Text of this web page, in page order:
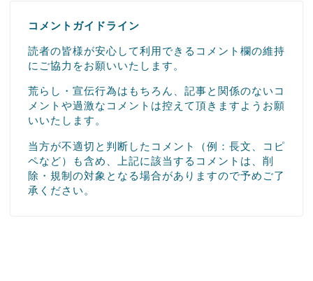
コメントガイドライン
読者の皆様が安心して利用できるコメント欄の維持
にご協力をお願いいたします。
荒らし・宣伝行為はもちろん、記事と関係のないコ
メントや過激なコメントは控えて頂きますようお願
いいたします。
当方が不適切と判断したコメント（例：長文、コピ
ペなど）も含め、上記に該当するコメントは、削
除・規制の対象となる場合がありますので予めご了
承ください。